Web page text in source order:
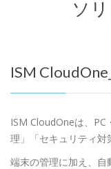
ソ
ISM
ISM CloudOneは、PC
理」「セキュリティ対
端末の管理に加え、自